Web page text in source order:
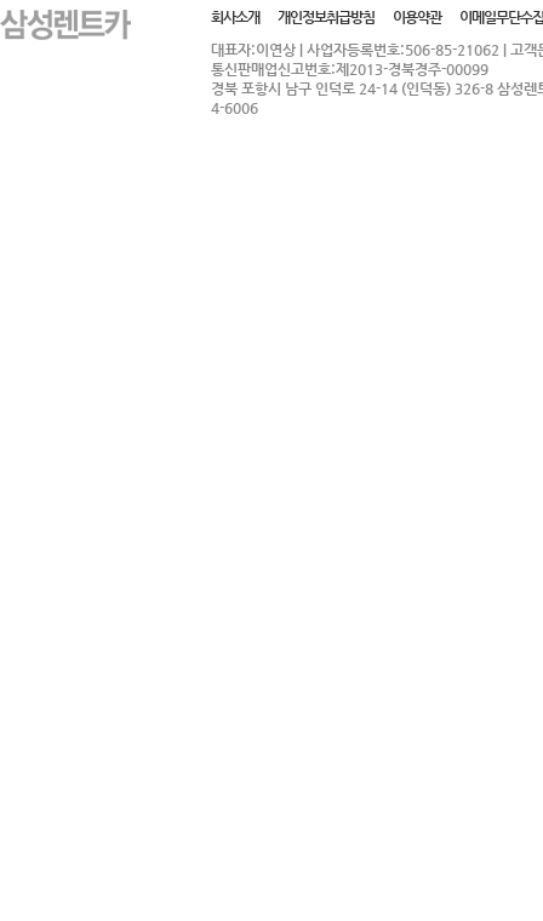
회사소개 개인정보취급방침 이용약관
이메일무단수
대표자:이연상 | 사업자등록번호:506-85-21062 | 고
통신판매업신고번호:제2013-경북경주-00099
경북 포항시 남구 인덕로 24-14 (인덕동) 326-8 삼성
4-6006